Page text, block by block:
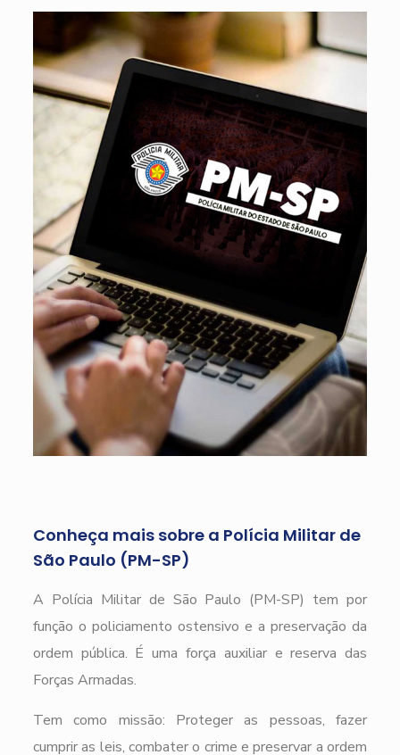
Conheça mais sobre a Polícia Militar de
São Paulo (PM-SP)
A Polícia Militar de São Paulo (PM-SP) tem por
função o policiamento ostensivo e a preservação da
ordem pública. É uma força auxiliar e reserva das
Forças Armadas.
Tem como missão: Proteger as pessoas, fazer
cumprir as leis, combater o crime e preservar a ordem